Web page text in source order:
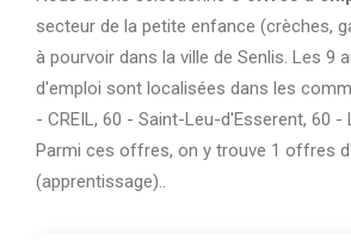
secteur de la petite enfance (crèches,
à pourvoir dans la ville de Senlis. Les 9
d'emploi sont localisées dans les
- CREIL, 60 - Saint-Leu-d'Esserent, 60 -
Parmi ces offres, on y trouve 1 offres
(apprentissage)..